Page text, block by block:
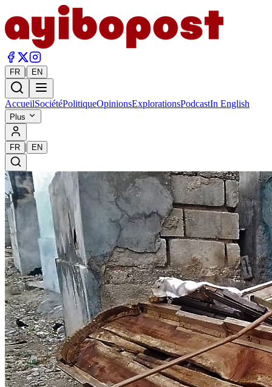
FR | EN
AccueilSociétéPolitiqueOpinionsExplorationsPodcastIn English
Plus
FR | EN